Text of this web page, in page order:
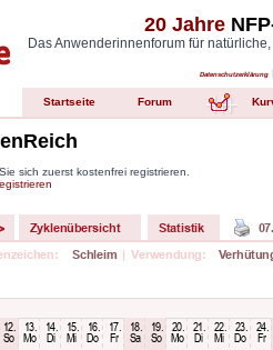
20 Jahre
Das Anwenderinnenforum für
Datenschutzerklärung
Startseite Forum
sich zuerst kostenfrei registrieren.